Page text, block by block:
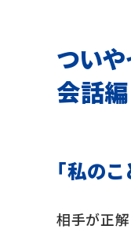
つい
会話編
「私の
相手が正解